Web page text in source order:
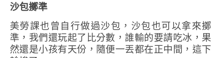
沙包擲準
美勞課也曾自行做過沙包，沙包也可以拿來擲
準，我們還玩起了比分數，誰輸的要請吃冰，果
然還是小孩有天份，隨便一丟都在正中間，這下